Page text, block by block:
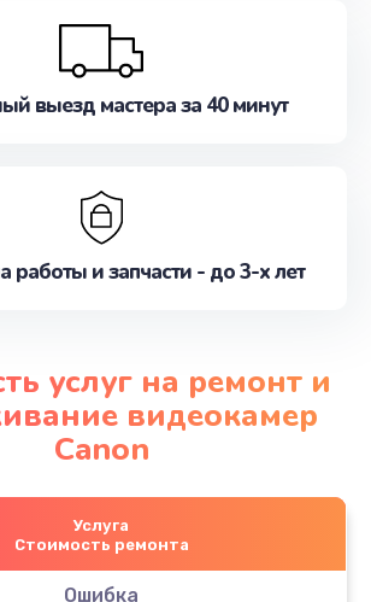
выезд мастера за 40 минут
работы и запчасти - до 3-х лет
услуг на ремонт и
видеокамер
Canon
Услуга
Стоимость ремонта
Ошибка